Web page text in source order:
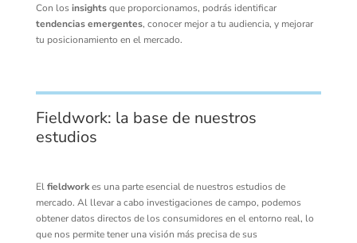
Con losinsightsque proporcionamos, podrás identificar
tendencias emergentes, conocer mejor a tu audiencia, y mejorar
tu posicionamiento en el mercado.
Fieldwork: la base de nuestros
estudios
Elfieldworkes una parte esencial de nuestros estudios de
mercado. Al llevar a cabo investigaciones de campo, podemos
obtener datos directos de los consumidores en el entorno real, lo
que nos permite tener una visión más precisa de sus